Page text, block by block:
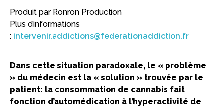
Produit par Ronron Production
Plus d’informations
: intervenir.addictions@federationaddiction.fr
Dans cette situation paradoxale, le « problème
» du médecin est la « solution » trouvée par le
patient: la consommation de cannabis fait
fonction d’automédication à l’hyperactivité de